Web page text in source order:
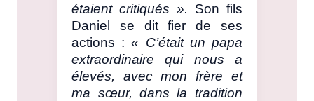
étaient critiqués ». Son fils
Daniel se dit fier de ses
actions : « C’était un papa
extraordinaire qui nous a
élevés, avec mon frère et
ma sœur, dans la tradition